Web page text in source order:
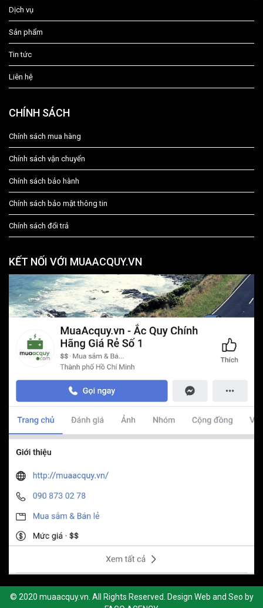
Dịch vụ
Sản phẩm
Tin tức
Liên hệ
CHÍNH SÁCH
Chính sách mua hàng
Chính sách vận chuyển
Chính sách bảo hành
Chính sách bảo mật thông tin
Chính sách đổi trả
KẾT NỐI VỚI MUAACQUY.VN
© 2020 muaacquy.vn. All Rights Reserved. Design Web and Seo by